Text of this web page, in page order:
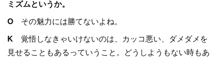
ミズムというか。
O その魅力には勝てないよね。
K 覚悟しなきゃいけないのは、カッコ悪い、ダメダメを
見せることもあるっていうこと。どうしようもない時もあ